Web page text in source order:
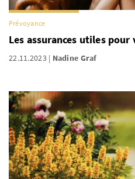
Prévoyance
Les assurances utiles
22.11.2023 Nadine Graf